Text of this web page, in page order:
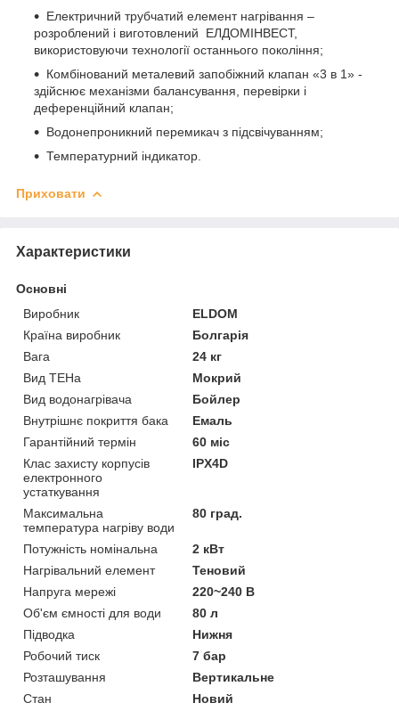
Електричний трубчатий елемент нагрівання –
розроблений і виготовлений ЕЛДОМІНВЕСТ,
використовуючи технології останнього покоління;
Комбінований металевий запобіжний клапан «3 в 1» -
здійснює механізми балансування, перевірки і
деференційний клапан;
Водонепроникний перемикач з підсвічуванням;
Температурний індикатор.
Приховати
Характеристики
Основні
Виробник
ELDOM
Країна виробник
Болгарія
Вага
24 кг
Вид ТЕНа
Мокрий
Вид водонагрівача
Бойлер
Внутрішнє покриття бака
Емаль
Гарантійний термін
60 міс
Клас захисту корпусів
електронного
устаткування
IPX4D
Максимальна
температура нагріву води
80 град.
Потужність номінальна
2 кВт
Нагрівальний елемент
Теновий
Напруга мережі
220~240 В
Об'єм ємності для води
80 л
Підводка
Нижня
Робочий тиск
7 бар
Розташування
Вертикальне
Стан
Новий